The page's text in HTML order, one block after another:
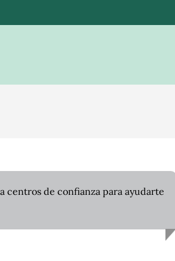
de confianza para ayudarte